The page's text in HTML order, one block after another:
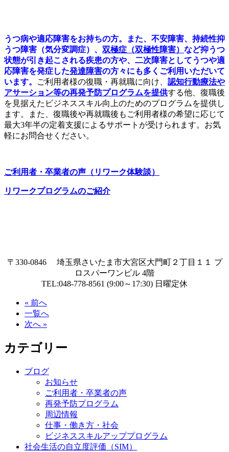
うつ病や適応障害をお持ちの方。また、不安障害、持続性抑
うつ障害（気分変調症）、 双極症（双極性障害） など抑うつ
状態が引き起こされる疾患の方や、二次障害としてうつや適
応障害を発症した発達障害の方々にも多くご利用いただいて
います。
ご利用者様の復職・再就職に向け、 認知行動療法や
アサーション等の再発予防プログラムを提供する他、復職後
を見据えたビジネススキル向上のためのプログラムを提供し
ます。また、復職後や再就職後もご利用者様の希望に応じて
最大3年半の定着支援によるサポートが受けられます。お気
軽にお問合せください。
ご利用者・卒業者の声（リワーク体験談）
リワークプログラムのご紹介
〒330-0846 埼玉県さいたま市大宮区大門町２丁目１１ プ
ロスパーワンビル 4階
TEL:048-778-8561 (9:00～17:30) 日曜定休
« 前へ
一覧へ
次へ »
カテゴリー
ブログ
お知らせ
ご利用者・卒業者の声
再発予防プログラム
周辺情報
仕事・働き方・社会
ビジネススキルアッププログラム
社会生活の自立度評価（SIM）